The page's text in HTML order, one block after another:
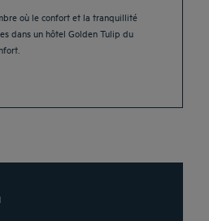
où le confort et la tranquillité
dans un hôtel Golden Tulip du